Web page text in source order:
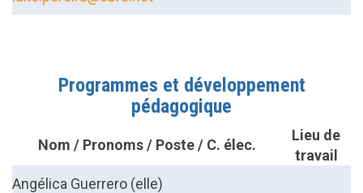
Programmes et développement
pédagogique
Nom / Pronoms / Poste / C. élec.
Lieu de
travail
Angélica Guerrero (elle)